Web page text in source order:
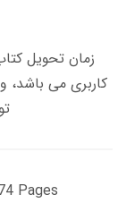
Pages